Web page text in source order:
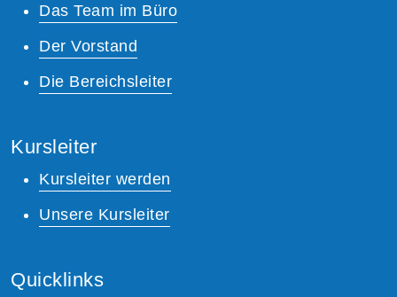
Das Team im Büro
Der Vorstand
Die Bereichsleiter
Kursleiter
Kursleiter werden
Unsere Kursleiter
Quicklinks